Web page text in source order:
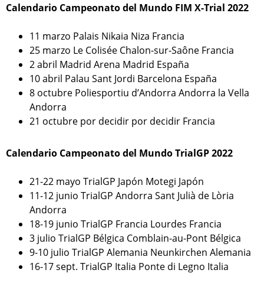
Calendario Campeonato del Mundo FIM X-Trial 2022
11 marzo Palais Nikaia Niza Francia
25 marzo Le Colisée Chalon-sur-Saône Francia
2 abril Madrid Arena Madrid España
10 abril Palau Sant Jordi Barcelona España
8 octubre Poliesportiu d’Andorra Andorra la Vella
Andorra
21 octubre por decidir por decidir Francia
Calendario Campeonato del Mundo TrialGP 2022
21-22 mayo TrialGP Japón Motegi Japón
11-12 junio TrialGP Andorra Sant Julià de Lòria
Andorra
18-19 junio TrialGP Francia Lourdes Francia
3 julio TrialGP Bélgica Comblain-au-Pont Bélgica
9-10 julio TrialGP Alemania Neunkirchen Alemania
16-17 sept. TrialGP Italia Ponte di Legno Italia